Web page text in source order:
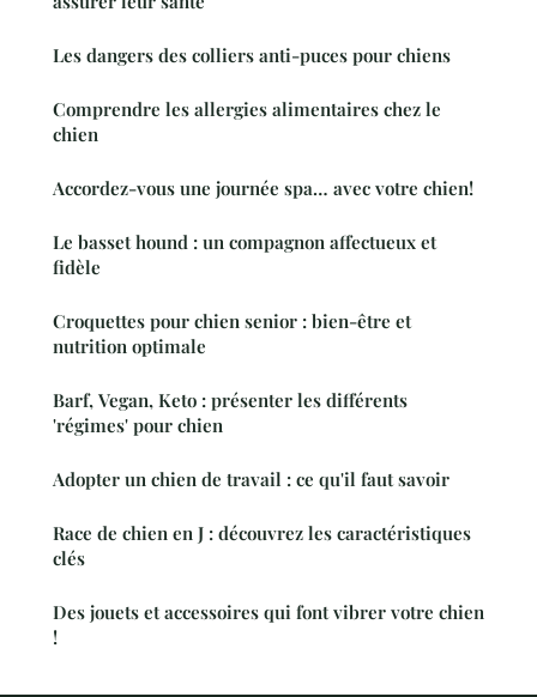
Les dangers des colliers anti-puces pour chiens
Comprendre les allergies alimentaires chez le
chien
Accordez-vous une journée spa… avec votre chien!
Le basset hound : un compagnon affectueux et
fidèle
Croquettes pour chien senior : bien-être et
nutrition optimale
Barf, Vegan, Keto : présenter les différents
'régimes' pour chien
Adopter un chien de travail : ce qu'il faut savoir
Race de chien en J : découvrez les caractéristiques
clés
Des jouets et accessoires qui font vibrer votre chien
!